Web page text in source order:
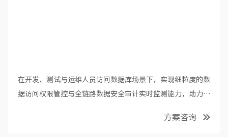
在开发、测试与运维人员访问数据库场景下，实现细粒度的数
据访问权限管控与全链路数据安全审计实时监测能力，助力企
方案咨询